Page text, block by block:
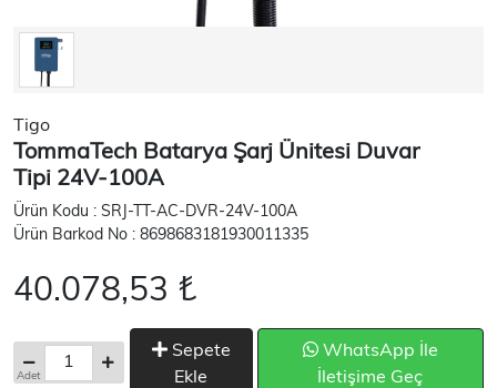
Tigo
TommaTech Batarya Şarj Ünitesi Duvar
Tipi 24V-100A
Ürün Kodu : SRJ-TT-AC-DVR-24V-100A
Ürün Barkod No : 8698683181930011335
40.078,53 ₺
Adet
Sepete
Ekle
WhatsApp İle
İletişime Geç